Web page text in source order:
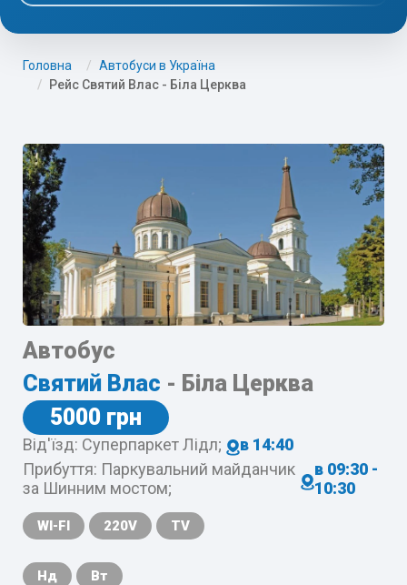
Головна
Автобуси в Україна
Рейс Святий Влас - Біла Церква
Автобус
Святий Влас - Біла Церква
5000 грн
Від'їзд: Суперпаркет Лідл;
в 14:40
Прибуття: Паркувальний майданчик
за Шинним мостом;
в 09:30 -
10:30
WI-FI 220V TV
Нд Вт